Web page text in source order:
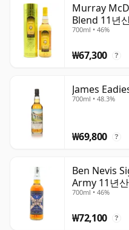
Murray
Blend 11년
700ml • 46%
₩67,300 ?
James
700ml • 48.3%
₩69,800 ?
Ben Nevis
Army 11년산
700ml • 46%
₩72,100 ?